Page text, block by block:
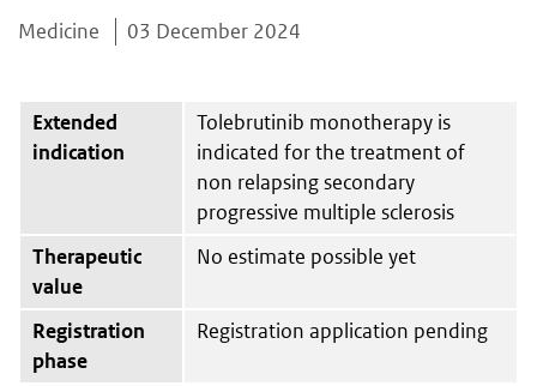
Medicine 03 December 2024
Extended
indication
Tolebrutinib monotherapy is
indicated for the treatment of
non relapsing secondary
progressive multiple sclerosis
Therapeutic
value
No estimate possible yet
Registration
phase
Registration application pending